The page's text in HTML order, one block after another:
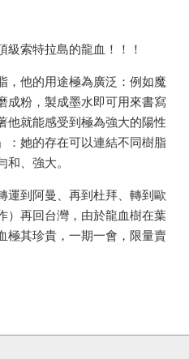
級索特拉島的龍血！！！
，他的用途極為廣泛：例如魔
成粉，製成墨水即可用來書寫
他就能感受到極為強大的陽性
：她的存在可以連結不同樹脂
、強大。
運到阿曼、再到杜拜、轉到歐
）再回台灣，由於龍血樹在葉
極其珍貴，一期一會，限量賣